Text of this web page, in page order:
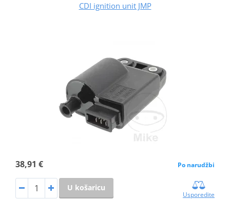
CDI ignition unit JMP
38,91 € Po narudžbi
U košaricu
Usporedite